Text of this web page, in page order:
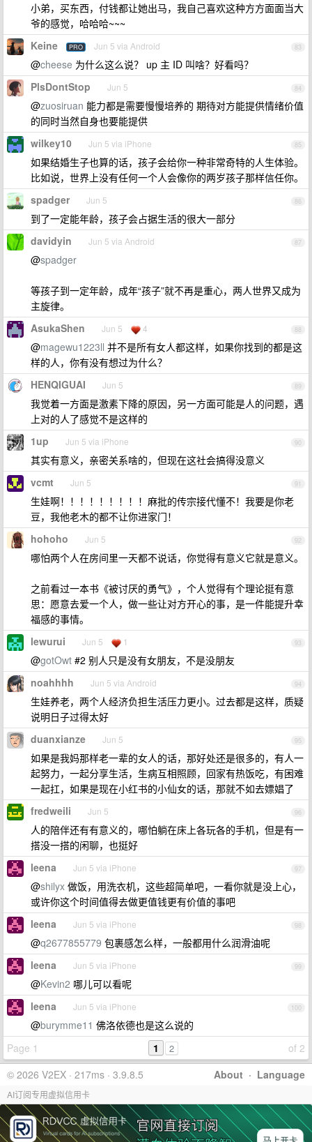
小弟，买东西，付钱都让她出马，我自己喜欢这种方方面面当大
爷的感觉，哈哈哈~~~
83
Keine PRO Jun 5 via Android
@cheese 为什么这么说？ up 主 ID 叫啥？好看吗？
84
PlsDontStop Jun 5
@zuosiruan 能力都是需要慢慢培养的 期待对方能提供情绪价值
的同时当然自身也要能提供
85
wilkey10 Jun 5 via iPhone
如果结婚生子也算的话，孩子会给你一种非常奇特的人生体验。
比如说，世界上没有任何一个人会像你的两岁孩子那样信任你。
86
spadger Jun 5
到了一定能年龄，孩子会占据生活的很大一部分
87
davidyin Jun 5 via Android
@spadger
等孩子到一定年龄，成年“孩子”就不再是重心，两人世界又成为
主旋律。
88
AsukaShen Jun 5 4
@magewu1223ll 并不是所有女人都这样，如果你找到的都是这
样的人，你有没有想过为什么？
89
HENQIGUAI Jun 5
我觉着一方面是激素下降的原因，另一方面可能是人的问题，遇
上对的人了感觉不是这样的
90
1up Jun 5 via iPhone
其实有意义，亲密关系啥的，但现在这社会搞得没意义
91
vcmt Jun 5
生娃啊！！！！！！！！！麻批的传宗接代懂不！我要是你老
豆，我他老木的都不让你进家门！
92
hohoho Jun 5
哪怕两个人在房间里一天都不说话，你觉得有意义它就是意义。
之前看过一本书《被讨厌的勇气》，个人觉得有个理论挺有意
思：愿意去爱一个人，做一些让对方开心的事，是一件能提升幸
福感的事情。
93
lewurui Jun 5 1
@gotOwt #2 别人只是没有女朋友，不是没朋友
94
noahhhh Jun 5 via Android
生娃养老，两个人经济负担生活压力更小。过去都是这样，质疑
说明日子过得太好
95
duanxianze Jun 5
如果是我妈那样老一辈的女人的话，那好处还是很多的，有人一
起努力，一起分享生活，生病互相照顾，回家有热饭吃，有困难
一起扛，如果是现在小红书的小仙女的话，那就不如去嫖娼了
96
fredweili Jun 5
人的陪伴还有有意义的，哪怕躺在床上各玩各的手机，但是有一
搭没一搭的闲聊，也挺好
97
leena Jun 5 via iPhone
@shilyx 做饭，用洗衣机，这些超简单吧，一看你就是没上心，
或许你这个时间值得去做更值钱更有价值的事吧
98
leena Jun 5 via iPhone
@q2677855779 包裹感怎么样，一般都用什么润滑油呢
99
leena Jun 5 via iPhone
@Kevin2 哪儿可以看呢
100
leena Jun 5 via iPhone
@burymme11 佛洛依德也是这么说的
Page 1
of 2
1 2
About · Language
© 2026 V2EX · 217ms · 3.9.8.5
AI订阅专用虚拟信用卡